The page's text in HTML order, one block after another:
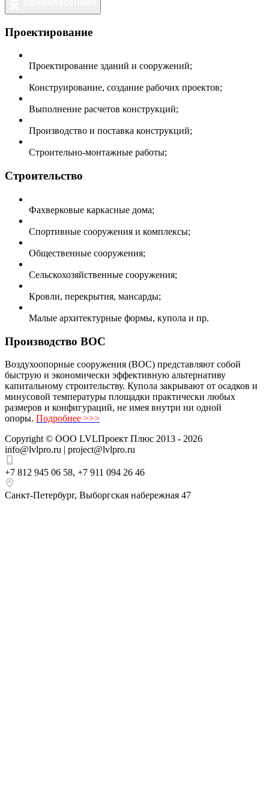
Проектирование
Проектирование зданий и сооружений;
Конструирование, создание рабочих проектов;
Выполнение расчетов конструкций;
Производство и поставка конструкций;
Строительно-монтажные работы;
Строительство
Фахверковые каркасные дома;
Спортивные сооружения и комплексы;
Общественные сооружения;
Сельскохозяйственные сооружения;
Кровли, перекрытия, мансарды;
Малые архитектурные формы, купола и пр.
Производство ВОС
Воздухоопорные сооружения (ВОС) представляют собой
быструю и экономически эффективную альтернативу
капитальному строительству. Купола закрывают от осадков и
минусовой температуры площадки практически любых
размеров и конфигураций, не имея внутри ни одной
опоры. Подробнее >>>
Copyright © ООО LVLПроект Плюс 2013 - 2026
info@lvlpro.ru | project@lvlpro.ru
+7 812 945 06 58, +7 911 094 26 46
Санкт-Петербург, Выборгская набережная 47